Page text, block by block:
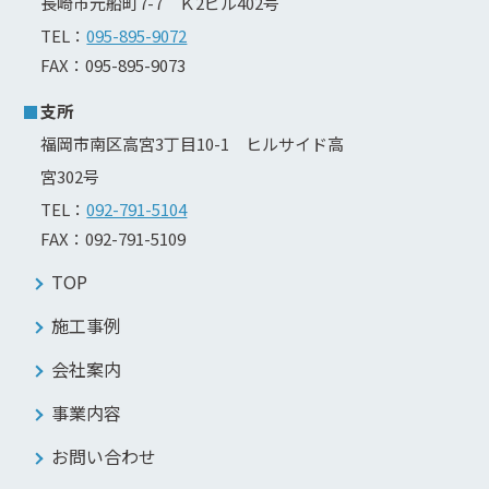
TEL：095-895-9072
FAX：095-895-9073
支所
福岡市南区高宮3丁目10-1 ヒルサイド高
宮302号
TEL：092-791-5104
FAX：092-791-5109
TOP
施工事例
会社案内
事業内容
お問い合わせ